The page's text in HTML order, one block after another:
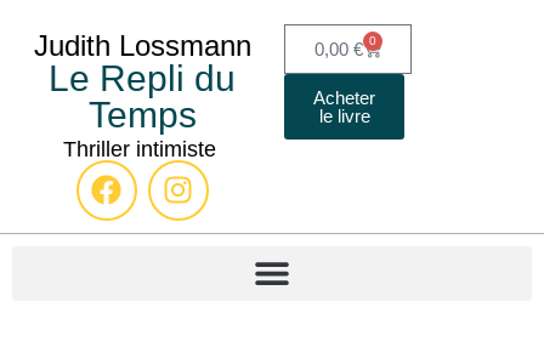
Judith Lossmann
Le Repli du
Temps
Thriller intimiste
0,00 € 0
Acheter
le livre